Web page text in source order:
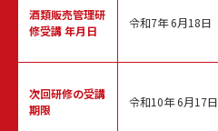
酒類販売管理研
修受講 年月日
次回研修の受講
期限
令和7年 6月18日
令和10年 6月17日